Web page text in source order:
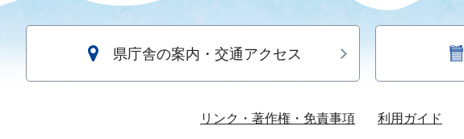
県庁舎の案内・交通アクセス
リンク・著作権・免責事項 利用ガイド